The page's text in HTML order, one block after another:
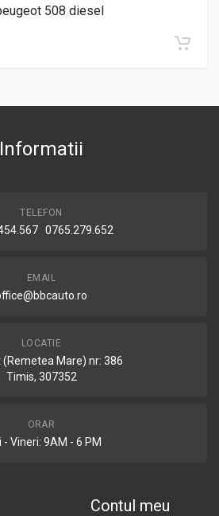
508 diesel
Informatii
TELEFON
0765.279.652
EMAIL
LOCATIE
(Remetea Mare) nr: 386
Timis, 307352
ORAR
- Vineri: 9AM - 6 PM
Contul meu